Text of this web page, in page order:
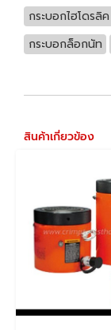
กระบอกไฮโดรลิ
กระบอกล็อกนัท
สินค้าเกี่ยวข้อง